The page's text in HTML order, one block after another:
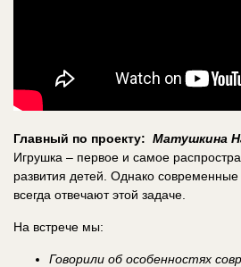
Главный по проекту: Матушкина
Игрушка – первое и самое
развития детей. Однако
всегда отвечают этой задаче.
На встрече мы:
Говорили об особенностях